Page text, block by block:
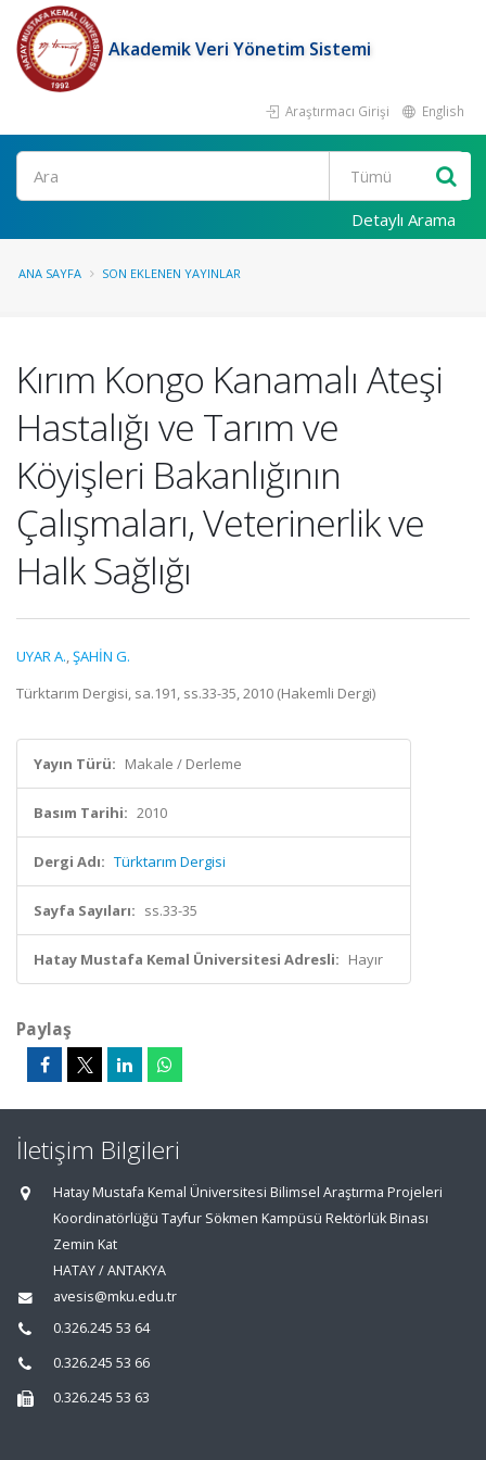
Akademik Veri Yönetim Sistemi
Araştırmacı Girişi English
Ara
Detaylı Arama
ANA SAYFA SON EKLENEN YAYINLAR
Kırım Kongo Kanamalı Ateşi
Hastalığı ve Tarım ve
Köyişleri Bakanlığının
Çalışmaları, Veterinerlik ve
Halk Sağlığı
UYAR A.,ŞAHİN G.
Türktarım Dergisi, sa.191, ss.33-35, 2010 (Hakemli Dergi)
Yayın Türü: Makale / Derleme
Basım Tarihi: 2010
Dergi Adı: Türktarım Dergisi
Sayfa Sayıları: ss.33-35
Hatay Mustafa Kemal Üniversitesi Adresli: Hayır
Paylaş
İletişim Bilgileri
Hatay Mustafa Kemal Üniversitesi Bilimsel Araştırma Projeleri
Koordinatörlüğü Tayfur Sökmen Kampüsü Rektörlük Binası
Zemin Kat
HATAY / ANTAKYA
avesis@mku.edu.tr
0.326.245 53 64
0.326.245 53 66
0.326.245 53 63